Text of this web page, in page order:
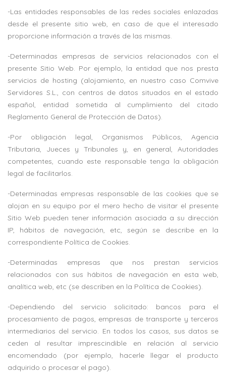
-Las entidades responsables de las redes sociales enlazadas
desde el presente sitio web, en caso de que el interesado
proporcione información a través de las mismas.
-Determinadas empresas de servicios relacionados con el
presente Sitio Web. Por ejemplo, la entidad que nos presta
servicios de hosting (alojamiento, en nuestro caso Comvive
Servidores S.L., con centros de datos situados en el estado
español, entidad sometida al cumplimiento del citado
Reglamento General de Protección de Datos).
-Por obligación legal, Organismos Públicos, Agencia
Tributaria, Jueces y Tribunales y, en general, Autoridades
competentes, cuando este responsable tenga la obligación
legal de facilitarlos.
-Determinadas empresas responsable de las cookies que se
alojan en su equipo por el mero hecho de visitar el presente
Sitio Web pueden tener información asociada a su dirección
IP, hábitos de navegación, etc, según se describe en la
correspondiente Política de Cookies.
-Determinadas empresas que nos prestan servicios
relacionados con sus hábitos de navegación en esta web,
analítica web, etc (se describen en la Política de Cookies).
-Dependiendo del servicio solicitado: bancos para el
procesamiento de pagos, empresas de transporte y terceros
intermediarios del servicio. En todos los casos, sus datos se
ceden al resultar imprescindible en relación al servicio
encomendado (por ejemplo, hacerle llegar el producto
adquirido o procesar el pago).